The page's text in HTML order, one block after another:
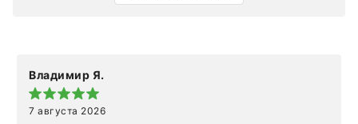
Владимир Я.
7 августа 2026